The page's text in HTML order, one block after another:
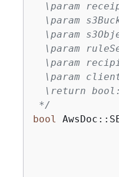
\param
\param
\param
\param
\param
\param
\return
*/
bool